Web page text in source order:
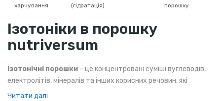
харчування
(гідратація)
порошку
Ізотоніки в порошку
nutriversum
Ізотонічні порошки – це концентровані суміші вуглеводів,
електролітів, мінералів та інших корисних речовин, які
розводяться у воді перед вживанням. Вони є зручною
Читати далі